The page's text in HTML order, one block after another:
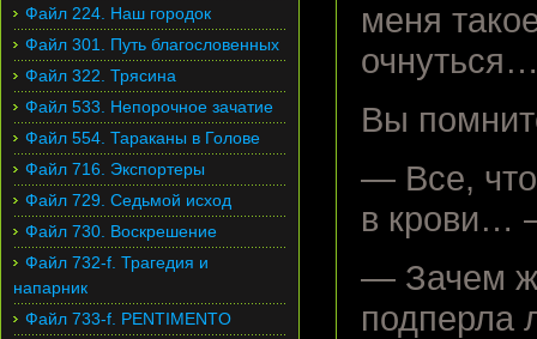
меня
Вы
— Все,
в крови…
— Зачем
подперла
Файл 224. Наш городок
Файл 301. Путь благословенных
Файл 322. Трясина
Файл 533. Непорочное зачатие
Файл 554. Тараканы в Голове
Файл 716. Экспортеры
Файл 729. Седьмой исход
Файл 730. Воскрешение
Файл 732-f. Трагедия и
напарник
Файл 733-f. PENTIMENTO